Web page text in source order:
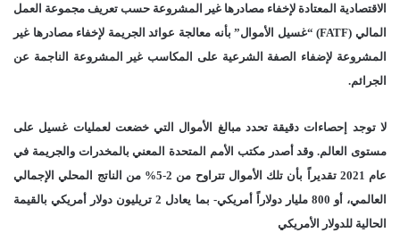
الاقتصادية المعتادة لإخفاء مصادرها غير المشروعة حسب تعريف مجموعة العمل
المالي (FATF) “غسيل الأموال” بأنه معالجة عوائد الجريمة لإخفاء مصادرها غير
المشروعة لإضفاء الصفة الشرعية على المكاسب غير المشروعة الناجمة عن
الجرائم.
لا توجد إحصاءات دقيقة تحدد مبالغ الأموال التي خضعت لعمليات غسيل على
مستوى العالم. وقد أصدر مكتب الأمم المتحدة المعني بالمخدرات والجريمة في
عام 2021 تقديراً بأن تلك الأموال تتراوح من 2-5% من الناتج المحلي الإجمالي
العالمي، أو 800 مليار دولاراً أمريكي- بما يعادل 2 تريليون دولار أمريكي بالقيمة
الحالية للدولار الأمريكي